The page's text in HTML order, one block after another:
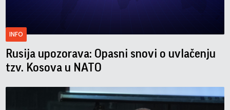
INFO
Rusija upozorava: Opasni snovi o uvlačenju
tzv. Kosova u NATO